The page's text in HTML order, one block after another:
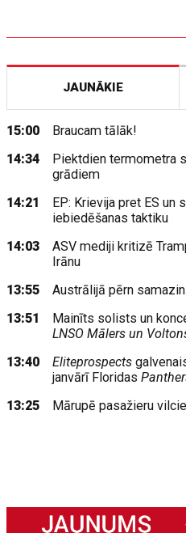
JAUNĀKIE
15:00
Braucam tālāk!
14:34
Piektdien termometra
grādiem
14:21
EP: Krievija pret ES un
iebiedēšanas taktiku
14:03
ASV mediji kritizē
Irānu
13:55
Austrālijā pērn
13:51
Mainīts solists un
LNSO Mālers un
13:40
Eliteprospects
janvārī Floridas
13:25
Mārupē pasažieru